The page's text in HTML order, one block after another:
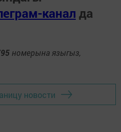
канал да
номерына языгыз,
новости